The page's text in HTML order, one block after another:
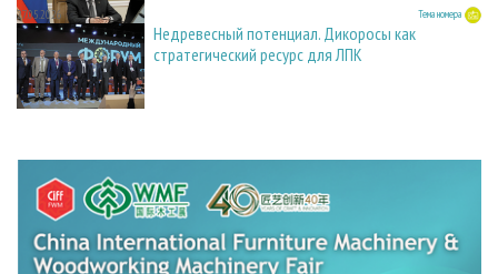
27.05.2026 Тема номера
Недревесный потенциал. Дикоросы как
стратегический ресурс для ЛПК